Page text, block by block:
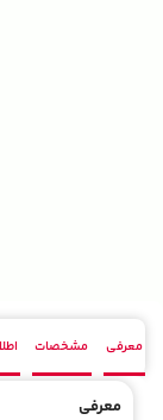
معرفی مشخصات
معرفی